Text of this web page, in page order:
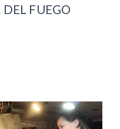
FUEGO